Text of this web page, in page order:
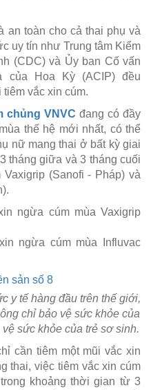
an toàn cho cả thai phụ và
uy tín như Trung tâm Kiểm
(CDC) và Ủy ban Cố vấn
của Hoa Kỳ (ACIP) đều
vắc xin cúm.
chủng VNVC đang có đầy
thế hệ mới nhất, có thể
nữ mang thai ở bất kỳ giai
tháng giữa và 3 tháng cuối
(Sanofi - Pháp) và
ngừa cúm mùa Vaxigrip
ngừa cúm mùa Influvac
y tế hàng đầu trên thế giới,
chỉ bảo vệ sức khỏe của
sức khỏe của trẻ sơ sinh.
cần tiêm một mũi vắc xin
thai, việc tiêm vắc xin cúm
khoảng thời gian từ 3